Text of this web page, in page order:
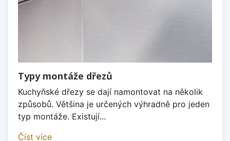
Typy montáže dřezů
Kuchyňské dřezy se dají namontovat na několik
způsobů. Většina je určených výhradně pro jeden
typ montáže. Existují...
Číst více